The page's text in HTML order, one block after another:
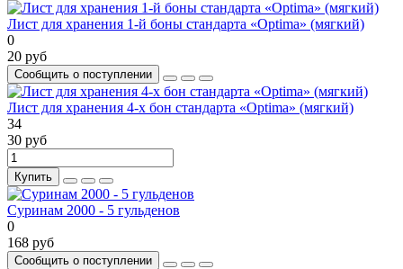
Лист для хранения 1-й боны стандарта «Optima» (мягкий)
0
20 руб
Сообщить о поступлении
Лист для хранения 4-х бон стандарта «Optima» (мягкий)
34
30 руб
Купить
Суринам 2000 - 5 гульденов
0
168 руб
Сообщить о поступлении